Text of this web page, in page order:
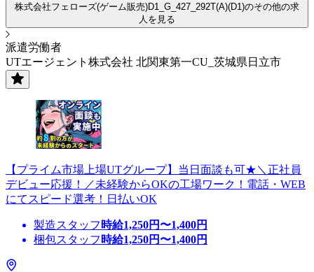
株式会社フェローズ(ゲーム販売)D1_G_427_292T(A)(D1)のその他の求
人を見る
派遣労働者
UTエージェント株式会社 北関東第一CU_茨城県日立市
【プライム市場上場UTグループ】当日面談も可★＼正社員
デビュー応援！／未経験からOKの工場ワーク！電話・WEB
にてスピード選考！日払いOK
製造スタッフ 時給1,250円〜1,400円
梱包スタッフ 時給1,250円〜1,400円